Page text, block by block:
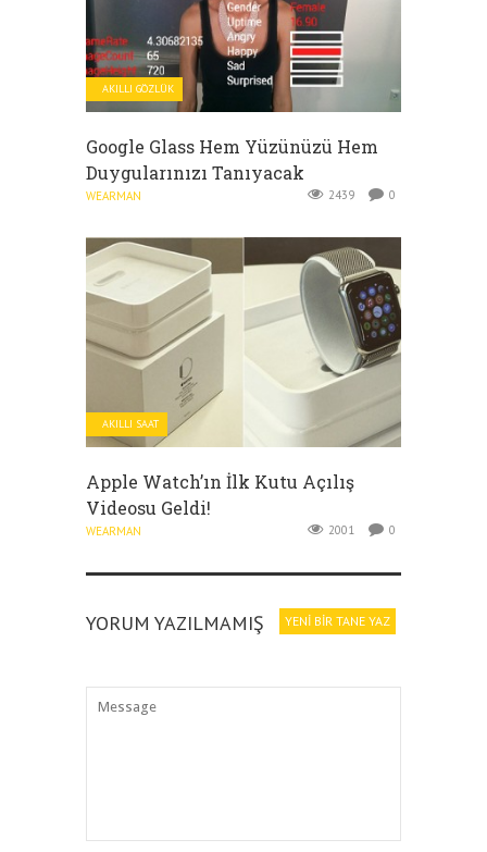
AKILLI GÖZLÜK
Google Glass Hem Yüzünüzü Hem
Duygularınızı Tanıyacak
WEARMAN 2439 0
AKILLI SAAT
Apple Watch’ın İlk Kutu Açılış
Videosu Geldi!
WEARMAN 2001 0
YORUM YAZILMAMIŞ YENI BIR TANE YAZ